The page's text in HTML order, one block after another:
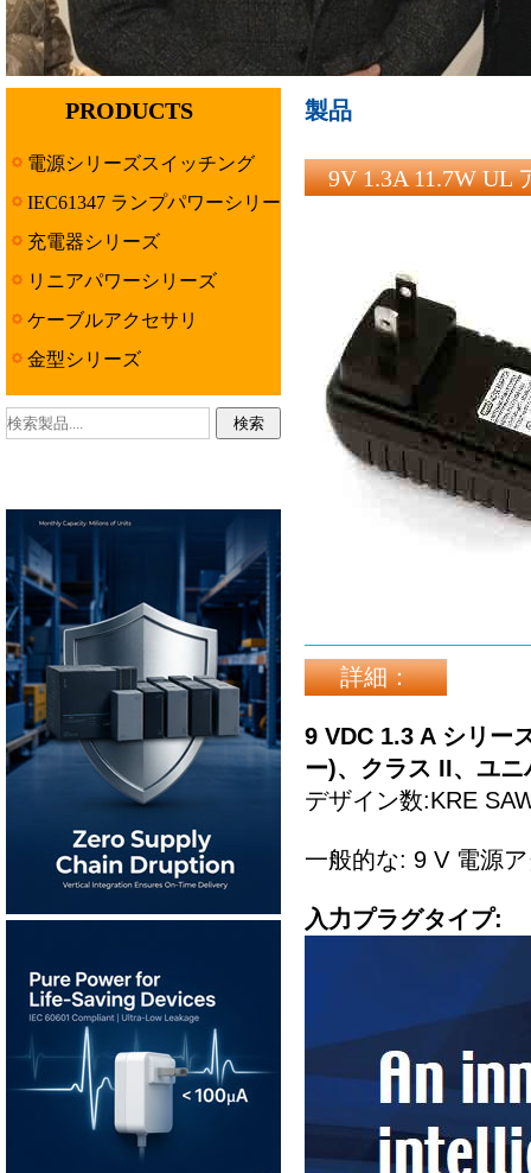
PRODUCTS
電源シリーズスイッチング
IEC61347 ランプパワーシリー
ズ充電器シリーズ
リニアパワーシリーズ
ケーブルアクセサリ
金型シリーズ
製品
9V 1.3A 11.7W UL
詳細：
9 VDC 1.3 A シリー
ー)、クラス II、ユ
デザイン数:KRE
一般的な: 9 V 電源
入力プラグタイプ: